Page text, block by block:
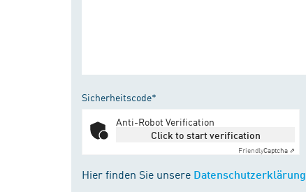
Sicherheitscode*
Anti-Robot Verification
Click to start verification
FriendlyCaptcha ⇗
Hier finden Sie unsere Datenschutzerklärung